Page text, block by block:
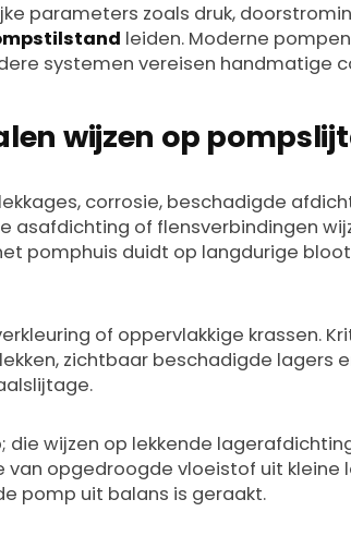
parameters zoals druk,
leiden. Moderne
systemen vereisen handmatige
wijzen op
corrosie, beschadigde
asafdichting of flensverbindingen
pomphuis duidt op langdurige
of oppervlakkige krassen.
zichtbaar beschadigde lagers
die wijzen op lekkende
opgedroogde vloeistof uit kleine
pomp uit balans is geraakt.